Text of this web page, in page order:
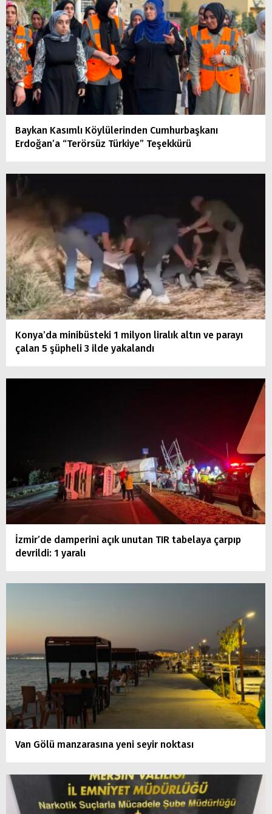
Baykan Kasımlı Köylülerinden Cumhurbaşkanı
Erdoğan’a “Terörsüz Türkiye” Teşekkürü
Konya’da minibüsteki 1 milyon liralık altın ve parayı
çalan 5 şüpheli 3 ilde yakalandı
İzmir’de damperini açık unutan TIR tabelaya çarpıp
devrildi: 1 yaralı
Van Gölü manzarasına yeni seyir noktası